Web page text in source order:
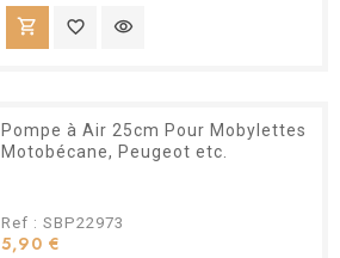
shopping_cart favorite_border visibility
Pompe à Air 25cm Pour Mobylettes
Motobécane, Peugeot etc.
Ref : SBP22973
5,90 €